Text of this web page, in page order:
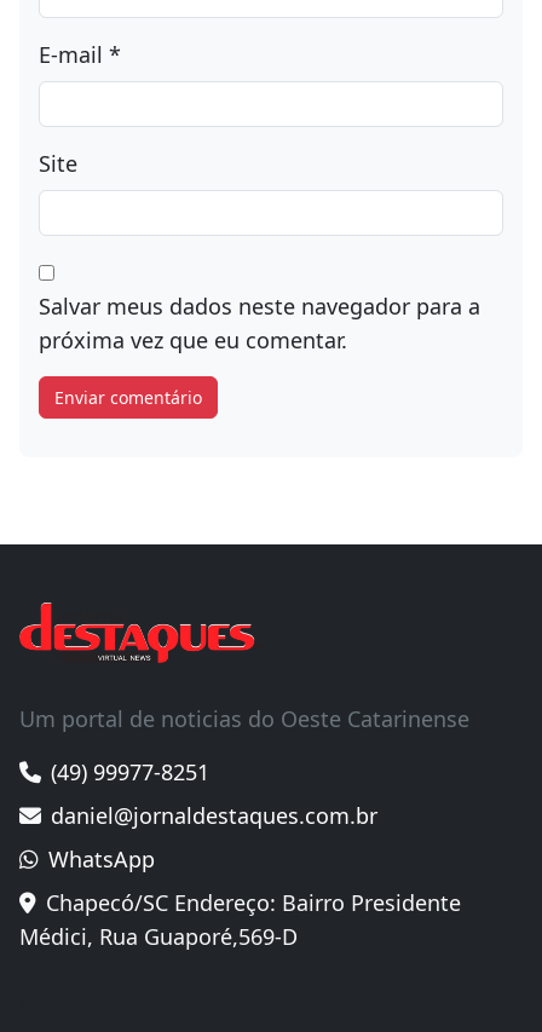
E-mail *
Site
Salvar meus dados neste navegador para a
próxima vez que eu comentar.
Um portal de noticias do Oeste Catarinense
(49) 99977-8251
daniel@jornaldestaques.com.br
WhatsApp
Chapecó/SC Endereço: Bairro Presidente
Médici, Rua Guaporé,569-D